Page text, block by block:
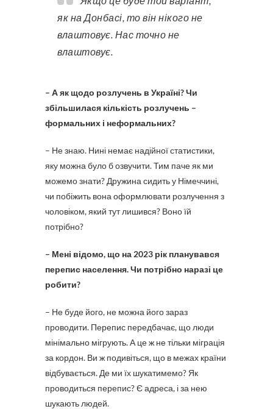
як на Донбасі, то він нікого не
влаштовує. Нас точно не
влаштовує.
– А як щодо розлучень в Україні? Чи
збільшилася кількість розлучень –
формальних і неформальних?
– Не знаю. Нині немає надійної статистики,
яку можна було б озвучити. Тим паче як ми
можемо знати? Дружина сидить у Німеччині,
чи побіжить вона оформлювати розлучення з
чоловіком, який тут лишився? Воно їй
потрібно?
– Мені відомо, що на 2023 рік планувався
перепис населення. Чи потрібно наразі це
робити?
– Не буде його, не можна його зараз
проводити. Перепис передбачає, що люди
мінімально мігрують. А це ж не тільки міграція
за кордон. Ви ж подивіться, що в межах країни
відбувається. Де ми їх шукатимемо? Як
проводиться перепис? Є адреса, і за нею
шукають людей.